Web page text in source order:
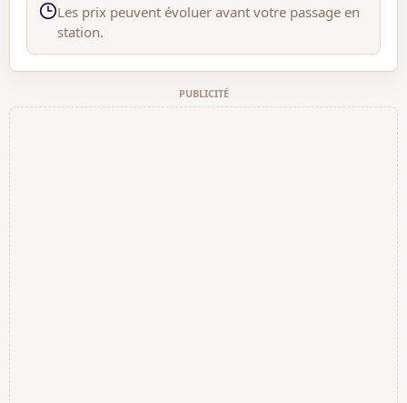
Les prix peuvent évoluer avant votre passage en
station.
PUBLICITÉ